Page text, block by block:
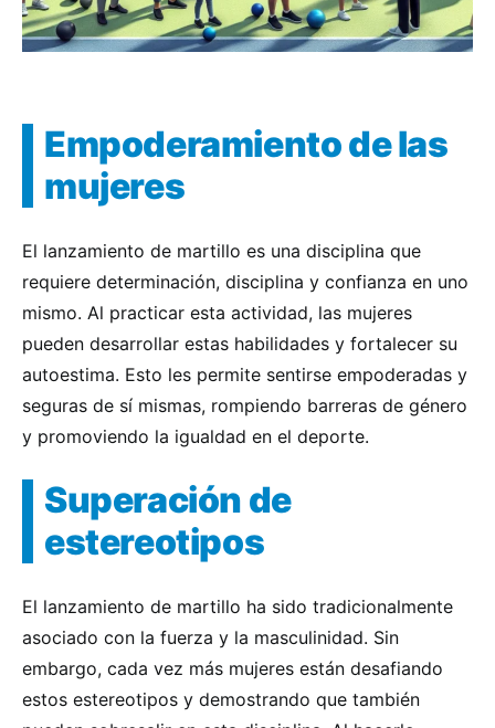
Empoderamiento de las
mujeres
El lanzamiento de martillo es una disciplina que
requiere determinación, disciplina y confianza en uno
mismo. Al practicar esta actividad, las mujeres
pueden desarrollar estas habilidades y fortalecer su
autoestima. Esto les permite sentirse empoderadas y
seguras de sí mismas, rompiendo barreras de género
y promoviendo la igualdad en el deporte.
Superación de
estereotipos
El lanzamiento de martillo ha sido tradicionalmente
asociado con la fuerza y la masculinidad. Sin
embargo, cada vez más mujeres están desafiando
estos estereotipos y demostrando que también